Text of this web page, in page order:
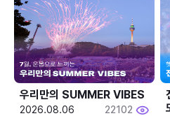
우리만의 SUMMER VIBES
2026.08.06 22102